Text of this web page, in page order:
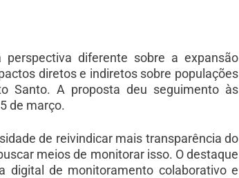
diferente sobre a expansão
diretos e indiretos sobre populações
Santo. A proposta deu seguimento às
de março.
de reivindicar mais transparência do
meios de monitorar isso. O destaque
digital de monitoramento colaborativo e